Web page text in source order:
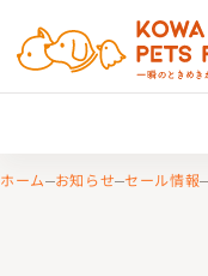
ホーム お知らせ セール情報